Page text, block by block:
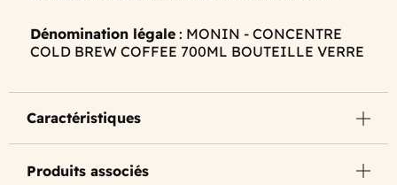
Dénomination légale : MONIN - CONCENTRE
COLD BREW COFFEE 700ML BOUTEILLE VERRE
Caractéristiques
Produits associés